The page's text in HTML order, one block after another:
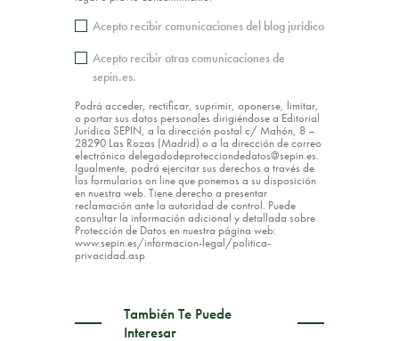
Acepto recibir comunicaciones del blog jurídico
Acepto recibir otras comunicaciones de
sepin.es.
Podrá acceder, rectificar, suprimir, oponerse, limitar,
o portar sus datos personales dirigiéndose a Editorial
Jurídica SEPIN, a la dirección postal c/ Mahón, 8 –
28290 Las Rozas (Madrid) o a la dirección de correo
electrónico delegadodeprotecciondedatos@sepin.es.
Igualmente, podrá ejercitar sus derechos a través de
los formularios on line que ponemos a su disposición
en nuestra web. Tiene derecho a presentar
reclamación ante la autoridad de control. Puede
consultar la información adicional y detallada sobre
Protección de Datos en nuestra página web:
www.sepin.es/informacion-legal/politica-
privacidad.asp
También Te Puede
Interesar